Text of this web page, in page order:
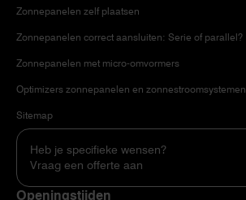
Zonnepanelen zelf plaatsen
Zonnepanelen correct aansluiten: Serie of parallel?
Zonnepanelen met micro-omvormers
Optimizers zonnepanelen en zonnestroomsystemen
Sitemap
Heb je specifieke wensen?
Vraag een offerte aan
Openingstijden